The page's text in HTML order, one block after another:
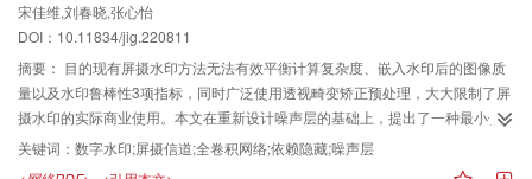
据集，平均嵌入容量为3.910 bit/像素。与现有的几种方法进行比较，该算法可
以获得更高的秘密数据嵌入容量。结论该方法在图像加密前腾出空间，与相关
算法相比，实现了更高的嵌入容量，并且可以实现原始图像的无损恢复。
宋佳维,刘春晓,张心怡
DOI：10.11834/jig.220811
摘要： 目的现有屏摄水印方法无法有效平衡计算复杂度、嵌入水印后的图像质
量以及水印鲁棒性3项指标，同时广泛使用透视畸变矫正预处理，大大限制了屏
摄水印的实际商业使用。本文在重新设计噪声层的基础上，提出了一种最小依
赖载体图像隐藏水印信息的屏摄鲁棒水印，将屏摄水印对于载体图像的依赖控
制在最小。方法为了保证水印的嵌入效率，极大简化依赖深度隐藏网络框架中
关键词： 数字水印;屏摄信道;全卷积网络;依赖隐藏;噪声层